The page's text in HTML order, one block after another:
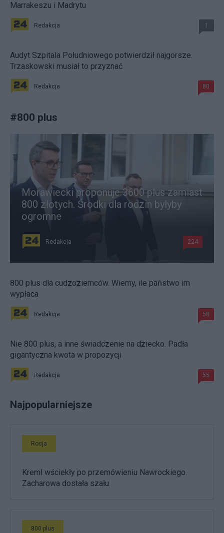
Marrakeszu i Madrytu
Redakcja 1
Audyt Szpitala Południowego potwierdził najgorsze.
Trzaskowski musiał to przyznać
Redakcja 80
#800 plus
Morawiecki proponuje 3600 plus zamiast
800 złotych. Środki dla rodzin byłyby
ogromne
Redakcja 224
800 plus dla cudzoziemców. Wiemy, ile państwo im
wypłaca
Redakcja 58
Nie 800 plus, a inne świadczenie na dziecko. Padła
gigantyczna kwota w propozycji
Redakcja 55
Najpopularniejsze
Rosja
Kreml wściekły po przemówieniu Nawrockiego.
Zacharowa dostała szału
800 plus